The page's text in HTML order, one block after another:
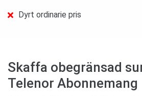
Dyrt ordinarie pris
Skaffa obegränsad
Telenor Abonnemang